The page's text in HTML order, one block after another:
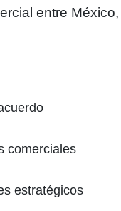
entre
comerciales
estratégicos